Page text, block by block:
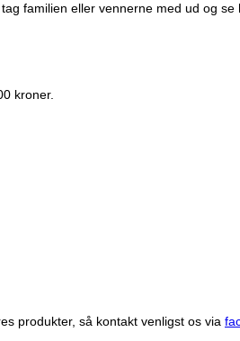
familien eller vennerne med ud og
kroner.
produkter, så kontakt venligst os via